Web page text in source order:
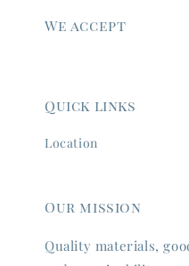
We accept
Quick links
Location
Our mission
Quality materials,